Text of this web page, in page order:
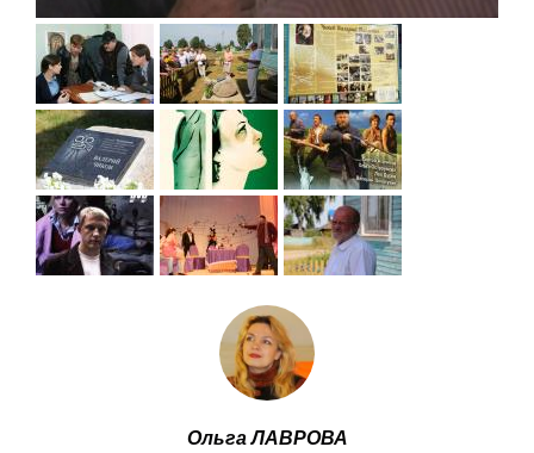
Ольга ЛАВРОВА